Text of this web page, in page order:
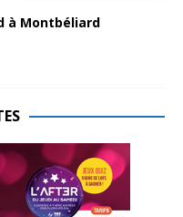
à Montbéliard